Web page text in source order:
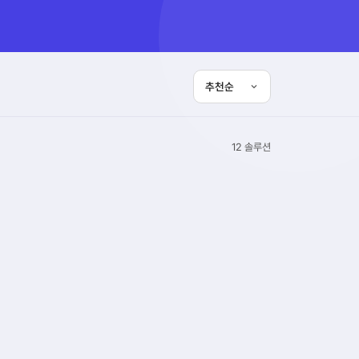
12 솔루션